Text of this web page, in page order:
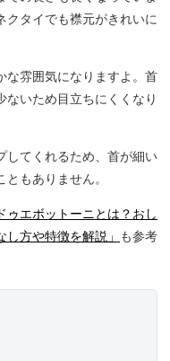
クタイでも襟元がきれいに
な雰囲気になりますよ。首
いため目立ちにくくなり
してくれるため、首が細い
もありません。
ゥエボットーニとは？おし
方や特徴を解説」
も参考